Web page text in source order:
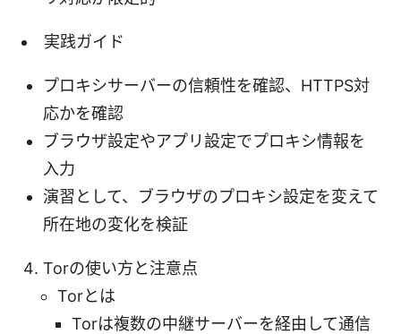
実践ガイド
プロキシサーバーの信頼性を確認、HTTPS対
応かを確認
ブラウザ設定やアプリ設定でプロキシ情報を
入力
演習として、ブラウザのプロキシ設定を変えて
所在地の変化を検証
Torの使い方と注意点
Torとは
Torは複数の中継サーバーを経由して通信